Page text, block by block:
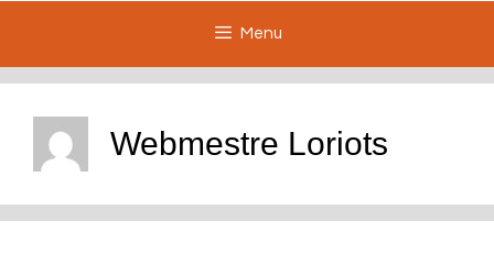
Menu
Webmestre Loriots